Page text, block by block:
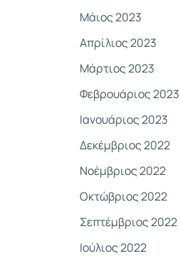
Μάιος 2023
Απρίλιος 2023
Μάρτιος 2023
Φεβρουάριος 2023
Ιανουάριος 2023
Δεκέμβριος 2022
Νοέμβριος 2022
Οκτώβριος 2022
Σεπτέμβριος 2022
Ιούλιος 2022